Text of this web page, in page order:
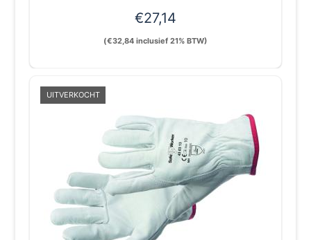
€27,14
(€32,84 inclusief 21% BTW)
UITVERKOCHT